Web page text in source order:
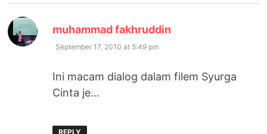
muhammad fakhruddin
September 17, 2010 at 5:49 pm
Ini macam dialog dalam filem Syurga
Cinta je…
REPLY